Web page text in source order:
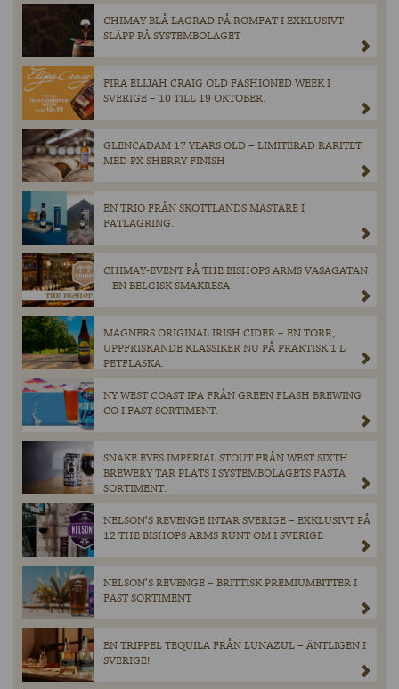
CHIMAY BLÅ LAGRAD PÅ ROMFAT I EXKLUSIVT
SLÄPP PÅ SYSTEMBOLAGET
FIRA ELIJAH CRAIG OLD FASHIONED WEEK I
SVERIGE – 10 TILL 19 OKTOBER.
GLENCADAM 17 YEARS OLD – LIMITERAD RARITET
MED PX SHERRY FINISH
EN TRIO FRÅN SKOTTLANDS MÄSTARE I
FATLAGRING.
CHIMAY-EVENT PÅ THE BISHOPS ARMS VASAGATAN
– EN BELGISK SMAKRESA
MAGNERS ORIGINAL IRISH CIDER – EN TORR,
UPPFRISKANDE KLASSIKER NU PÅ PRAKTISK 1 L
PETFLASKA.
NY WEST COAST IPA FRÅN GREEN FLASH BREWING
CO I FAST SORTIMENT.
SNAKE EYES IMPERIAL STOUT FRÅN WEST SIXTH
BREWERY TAR PLATS I SYSTEMBOLAGETS FASTA
SORTIMENT.
NELSON’S REVENGE INTAR SVERIGE – EXKLUSIVT PÅ
12 THE BISHOPS ARMS RUNT OM I SVERIGE
NELSON’S REVENGE – BRITTISK PREMIUMBITTER I
FAST SORTIMENT
EN TRIPPEL TEQUILA FRÅN LUNAZUL – ÄNTLIGEN I
SVERIGE!